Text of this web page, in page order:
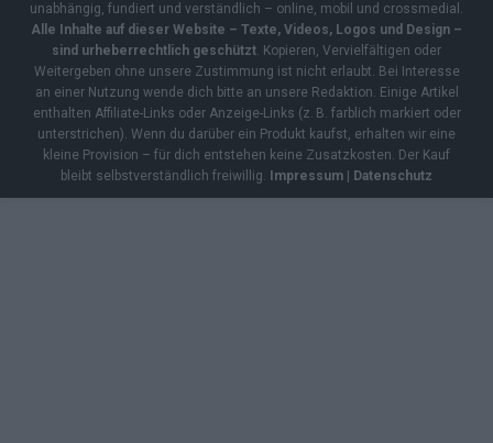
unabhängig, fundiert und verständlich – online, mobil und crossmedial.
Alle Inhalte auf dieser Website – Texte, Videos, Logos und Design –
sind urheberrechtlich geschützt. Kopieren, Vervielfältigen oder
Weitergeben ohne unsere Zustimmung ist nicht erlaubt. Bei Interesse
an einer Nutzung wende dich bitte an unsere Redaktion. Einige Artikel
enthalten Affiliate-Links oder Anzeige-Links (z. B. farblich markiert oder
unterstrichen). Wenn du darüber ein Produkt kaufst, erhalten wir eine
kleine Provision – für dich entstehen keine Zusatzkosten. Der Kauf
bleibt selbstverständlich freiwillig.
Impressum Datenschutz